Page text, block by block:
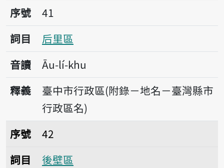
序號41后里區
序號
41
詞目
后里區
音讀
Āu-lí-khu
釋義
臺中市行政區(附錄－地名－臺灣縣市
行政區名)
序號42後壁區
序號
42
詞目
後壁區